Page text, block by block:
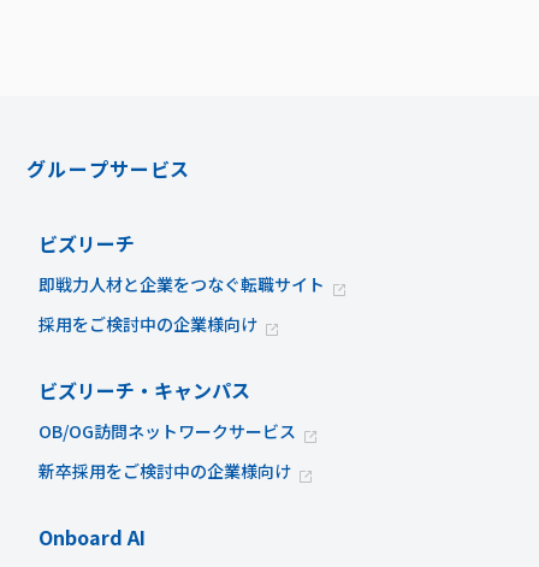
グループサービス
ビズリーチ
即戦力人材と企業をつなぐ転職サイト
採用をご検討中の企業様向け
ビズリーチ・キャンパス
OB/OG訪問ネットワークサービス
新卒採用をご検討中の企業様向け
Onboard AI